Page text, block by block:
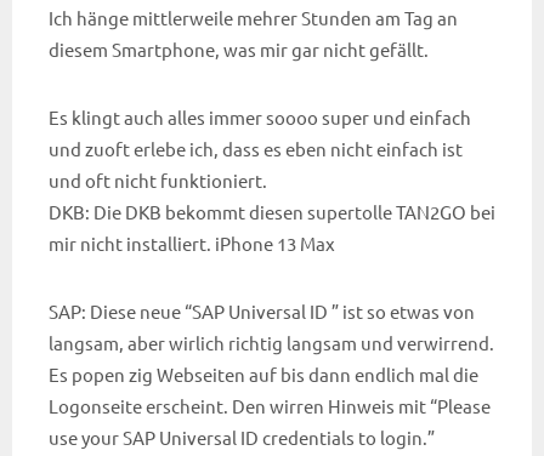
Ich hänge mittlerweile mehrer Stunden am Tag an
diesem Smartphone, was mir gar nicht gefällt.
Es klingt auch alles immer soooo super und einfach
und zuoft erlebe ich, dass es eben nicht einfach ist
und oft nicht funktioniert.
DKB: Die DKB bekommt diesen supertolle TAN2GO bei
mir nicht installiert. iPhone 13 Max
SAP: Diese neue “SAP Universal ID ” ist so etwas von
langsam, aber wirlich richtig langsam und verwirrend.
Es popen zig Webseiten auf bis dann endlich mal die
Logonseite erscheint. Den wirren Hinweis mit “Please
use your SAP Universal ID credentials to login.”